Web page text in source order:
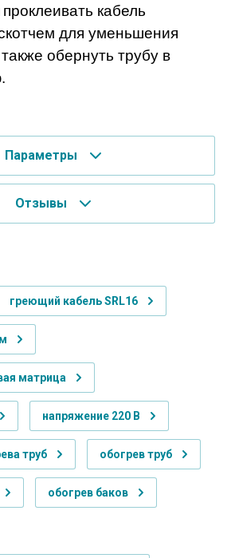
кабель
для уменьшения
обернуть трубу в
Параметры
Отзывы
греющий кабель SRL16
матрица
напряжение 220 В
труб обогрев труб
обогрев баков